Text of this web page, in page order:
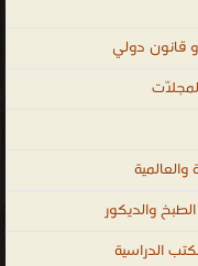
أولها القراءة، حيث
إلى عالم أوسع أكثر إبهاراً،
إذ إن الإنسان
بالكتب تستطيع
أشخاص آخرون في
العلم فإنه حتماً سيصبح
العلم : العلوم
، البحث العلمي ، المنهجية
، الأدب العلمي ، وأيضًا